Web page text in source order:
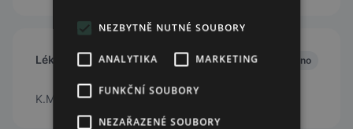
Lékárna AVE Zavřeno
K.M. Lichnovského 9, Chuchelná, 747 24
NEZBYTNĚ NUTNÉ SOUBORY
ANALYTIKA MARKETING
FUNKČNÍ SOUBORY
NEZAŘAZENÉ SOUBORY